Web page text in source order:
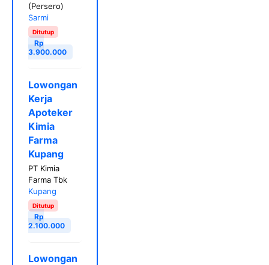
(Persero)
Sarmi
Ditutup
Rp
3.900.000
Lowongan
Kerja
Apoteker
Kimia
Farma
Kupang
PT Kimia
Farma Tbk
Kupang
Ditutup
Rp
2.100.000
Lowongan